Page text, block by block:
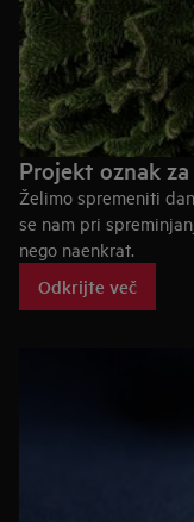
Projekt oznak
Želimo spremeniti
se nam pri
nego naenkrat.
Odkrijte več